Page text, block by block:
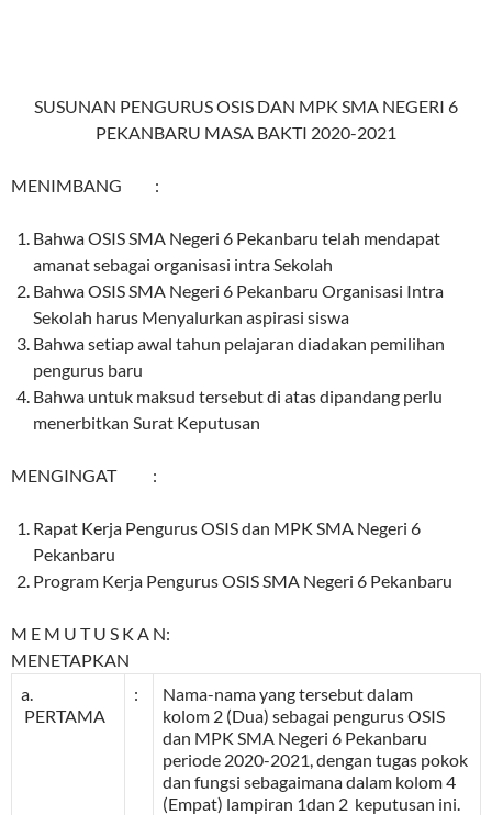
SUSUNAN PENGURUS OSIS DAN MPK SMA NEGERI 6
PEKANBARU MASA BAKTI 2020-2021
MENIMBANG :
Bahwa OSIS SMA Negeri 6 Pekanbaru telah mendapat
amanat sebagai organisasi intra Sekolah
Bahwa OSIS SMA Negeri 6 Pekanbaru Organisasi Intra
Sekolah harus Menyalurkan aspirasi siswa
Bahwa setiap awal tahun pelajaran diadakan pemilihan
pengurus baru
Bahwa untuk maksud tersebut di atas dipandang perlu
menerbitkan Surat Keputusan
MENGINGAT :
Rapat Kerja Pengurus OSIS dan MPK SMA Negeri 6
Pekanbaru
Program Kerja Pengurus OSIS SMA Negeri 6 Pekanbaru
M E M U T U S K A N:
MENETAPKAN
a.
PERTAMA
:
Nama-nama yang tersebut dalam
kolom 2 (Dua) sebagai pengurus OSIS
dan MPK SMA Negeri 6 Pekanbaru
periode 2020-2021, dengan tugas pokok
dan fungsi sebagaimana dalam kolom 4
(Empat) lampiran 1dan 2 keputusan ini.